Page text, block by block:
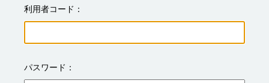
利用者コード
パスワード